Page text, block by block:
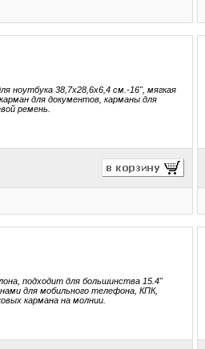
ноутбука 38,7x28,6x6,4 см.-16", мягкая
для документов, карманы для
ремень.
подходит для большинства 15.4"
для мобильного телефона, КПК,
кармана на молнии.